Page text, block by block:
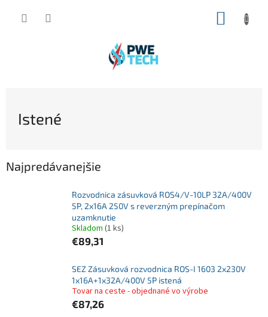
Istené
Najpredávanejšie
Rozvodnica zásuvková ROS4/V-10LP 32A/400V
5P, 2x16A 250V s reverzným prepínačom
uzamknutie
Skladom (1 ks)
€89,31
SEZ Zásuvková rozvodnica ROS-I 1603 2x230V
1x16A+1x32A/400V 5P istená
Tovar na ceste - objednané vo výrobe
€87,26